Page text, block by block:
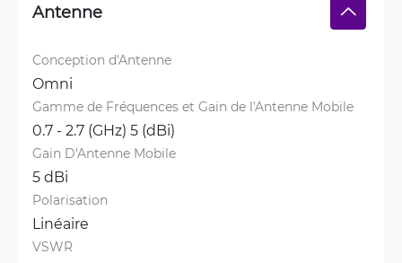
Antenne
Conception d'Antenne
Omni
Gamme de Fréquences et Gain de l'Antenne Mobile
0.7 - 2.7 (GHz) 5 (dBi)
Gain D'Antenne Mobile
5 dBi
Polarisation
Linéaire
VSWR